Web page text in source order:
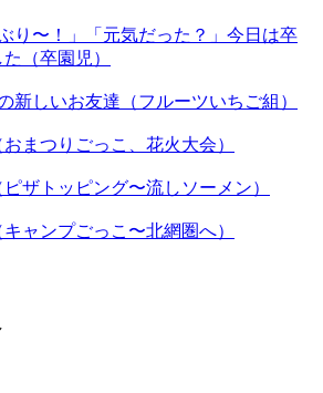
り〜！」「元気だった？」今日は卒
（卒園児）
新しいお友達（フルーツいちご組）
まつりごっこ、花火大会）
ザトッピング〜流しソーメン）
ャンプごっこ〜北網圏へ）